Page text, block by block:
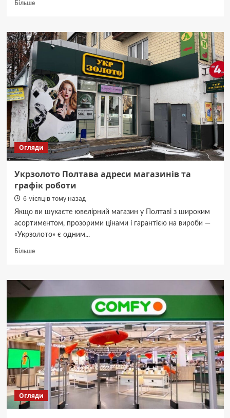
БільшеДокладніше
Полтава
графік
роботи
та
контакти
Огляди
Укрзолото Полтава адреси магазинів та
графік роботи
6 місяців тому назад
Якщо ви шукаєте ювелірний магазин у Полтаві з широким
асортиментом, прозорими цінами і гарантією на вироби —
«Укрзолото» є одним...
БільшеДокладніше
Полтава
адреси
магазинів
графік
роботи
Огляди